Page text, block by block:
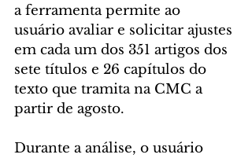
a ferramenta permite ao
usuário avaliar e solicitar ajustes
em cada um dos 351 artigos dos
sete títulos e 26 capítulos do
texto que tramita na CMC a
partir de agosto.
Durante a análise, o usuário